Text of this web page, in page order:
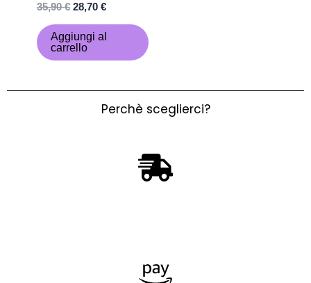
35,90€ 28,70 €
Aggiungi al
carrello
Perchè sceglierci?